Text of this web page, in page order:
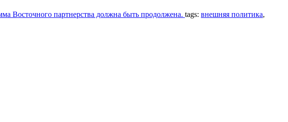
Восточного партнерства должна быть продолжена. tags: внешняя политика,